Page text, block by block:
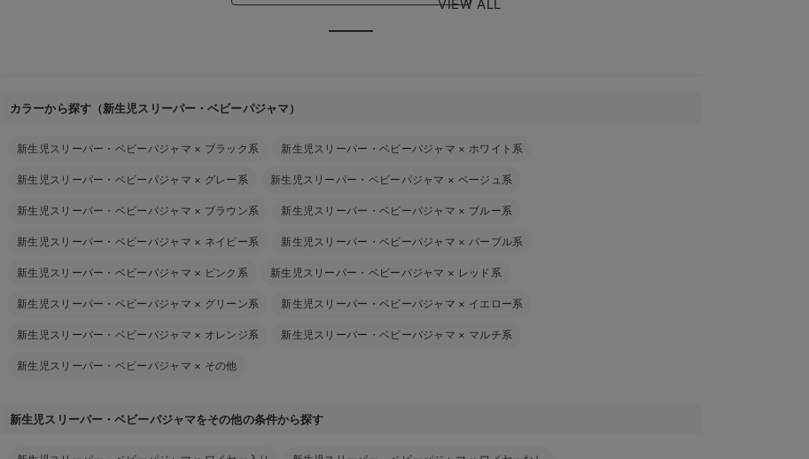
VIEW ALL
カラーから探す（新生児スリーパー・ベビーパジャマ）
新生児スリーパー・ベビーパジャマ × ブラック系 新生児スリーパー・ベビーパジャマ × ホワイト系
新生児スリーパー・ベビーパジャマ × グレー系 新生児スリーパー・ベビーパジャマ × ベージュ系
新生児スリーパー・ベビーパジャマ × ブラウン系 新生児スリーパー・ベビーパジャマ × ブルー系
新生児スリーパー・ベビーパジャマ × ネイビー系 新生児スリーパー・ベビーパジャマ × パープル系
新生児スリーパー・ベビーパジャマ × ピンク系 新生児スリーパー・ベビーパジャマ × レッド系
新生児スリーパー・ベビーパジャマ × グリーン系 新生児スリーパー・ベビーパジャマ × イエロー系
新生児スリーパー・ベビーパジャマ × オレンジ系 新生児スリーパー・ベビーパジャマ × マルチ系
新生児スリーパー・ベビーパジャマ × その他
新生児スリーパー・ベビーパジャマをその他の条件から探す